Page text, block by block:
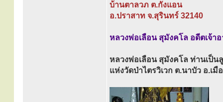
บ้านตาลวภ ต.กังแอน
อ.ปราสาท จ.สุรินทร์ 32140
หลวงพ่อเลือน สุมังคโล อดีตเจ้า
หลวงพ่อเลือน สุมังคโล ท่านเป็
แห่งวัดป่าไตรวิเวก ต.นาบัว อ.เมื